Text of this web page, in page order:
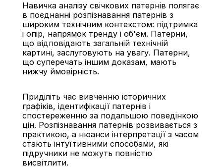
Навичка аналізу свічкових патернів полягає
в поєднанні розпізнавання патернів з
широким технічним контекстом: підтримка
і опір, напрямок тренду і об'єм. Патерни,
що відповідають загальній технічній
картині, заслуговують на увагу. Патерни,
що суперечать іншим доказам, мають
нижчу ймовірність.
Приділіть час вивченню історичних
графіків, ідентифікації патернів і
спостереженню за подальшою поведінкою
цін. Розпізнавання патернів розвивається з
практикою, а нюанси інтерпретації з часом
стають інтуїтивними способами, які
підручники не можуть повністю
висвітлити.